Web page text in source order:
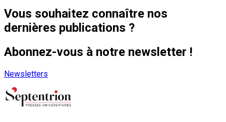
Vous souhaitez connaître nos
dernières publications ?
Abonnez-vous à notre newsletter !
Newsletters